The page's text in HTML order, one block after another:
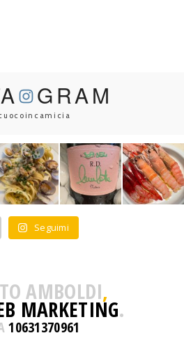
GRAM
Seguimi
AMBOLDI,
MARKETING.
10631370961